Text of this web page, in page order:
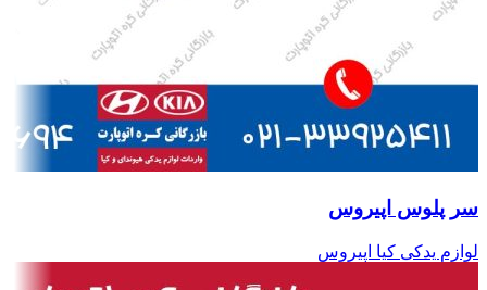
سر پلوس اپیروس
لوازم یدکی کیا اپیروس